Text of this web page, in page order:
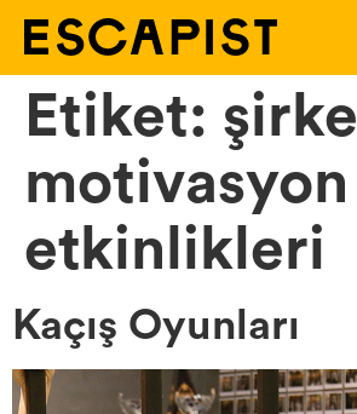
Etiket:
motivasyon
etkinlikleri
Kaçış Oyunları